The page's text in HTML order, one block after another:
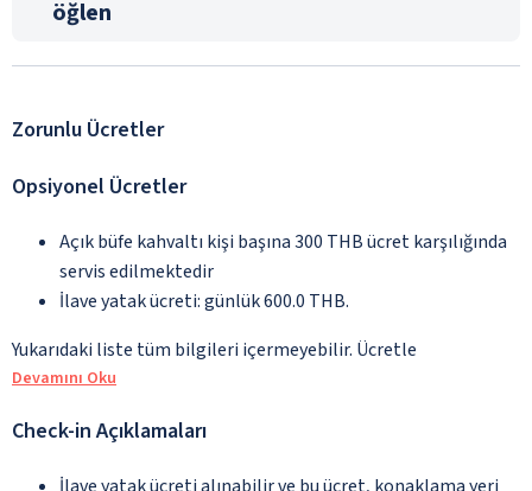
öğlen
Zorunlu Ücretler
Opsiyonel Ücretler
Açık büfe kahvaltı kişi başına 300 THB ücret karşılığında
servis edilmektedir
İlave yatak ücreti: günlük 600.0 THB.
Yukarıdaki liste tüm bilgileri içermeyebilir. Ücretle
Devamını Oku
Check-in Açıklamaları
İlave yatak ücreti alınabilir ve bu ücret, konaklama yeri